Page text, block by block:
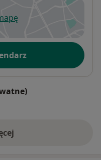
się w nowej karcie